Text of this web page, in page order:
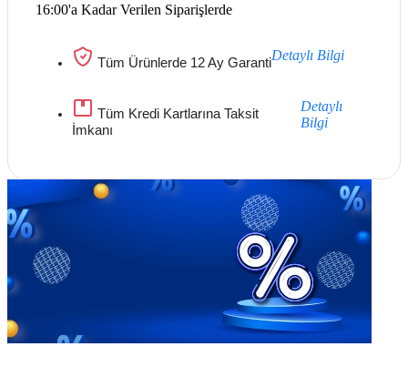
16:00'a Kadar Verilen Siparişlerde
Tüm Ürünlerde 12 Ay GarantiDetaylı Bilgi
Tüm Kredi Kartlarına Taksit
İmkanı
Detaylı
Bilgi